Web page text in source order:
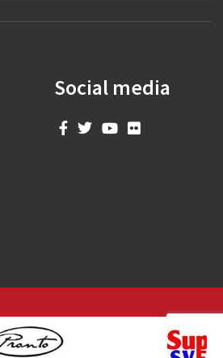
Social media